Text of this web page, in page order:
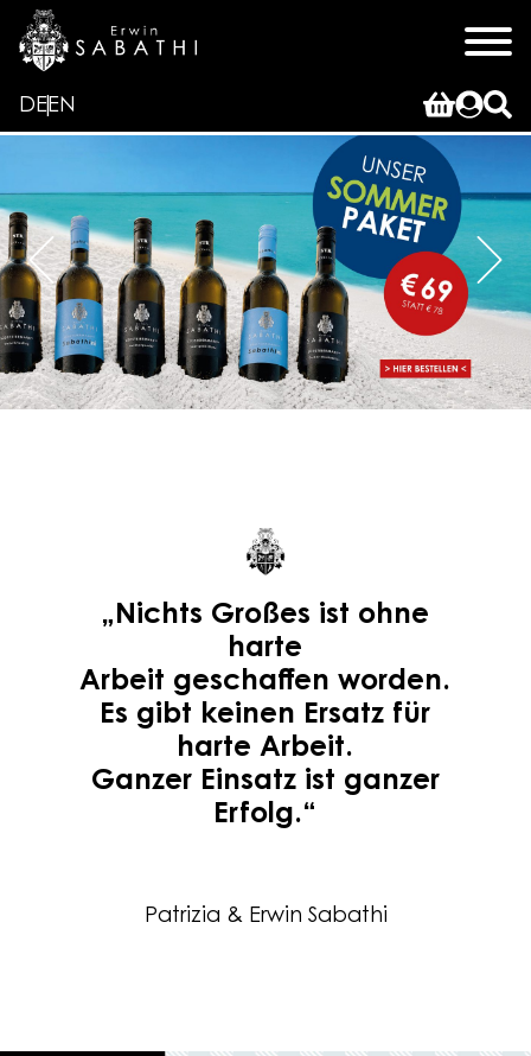
DEEN
„Nichts Großes ist ohne
harte
Arbeit geschaffen worden.
Es gibt keinen Ersatz für
harte Arbeit.
Ganzer Einsatz ist ganzer
Erfolg.“
Patrizia & Erwin Sabathi